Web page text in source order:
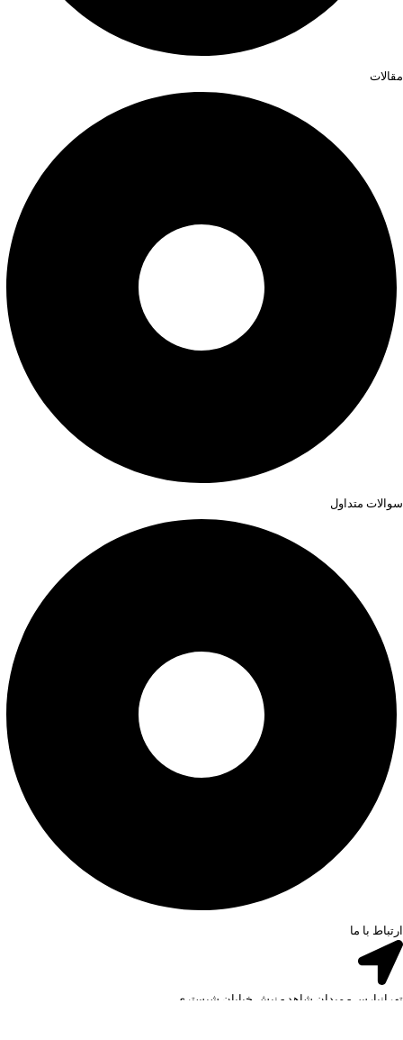
مقالات
سوالات متداول
ارتباط با ما
تهرانپارس - میدان شاهد - نبش خیابان شبستری